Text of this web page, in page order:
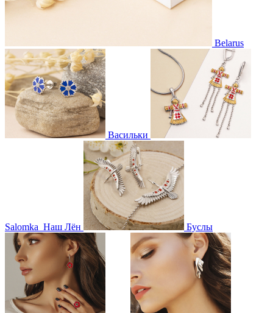
Belarus
Васильки
Salomka Наш Лён Буслы